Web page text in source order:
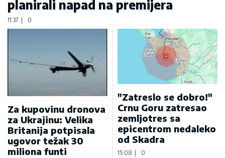
planirali napad na premijera
11:37 0
Za kupovinu dronova
za Ukrajinu: Velika
Britanija potpisala
ugovor težak 30
miliona funti
"Zatreslo se dobro!"
Crnu Goru zatresao
zemljotres sa
epicentrom nedaleko
od Skadra
15:08 | 0